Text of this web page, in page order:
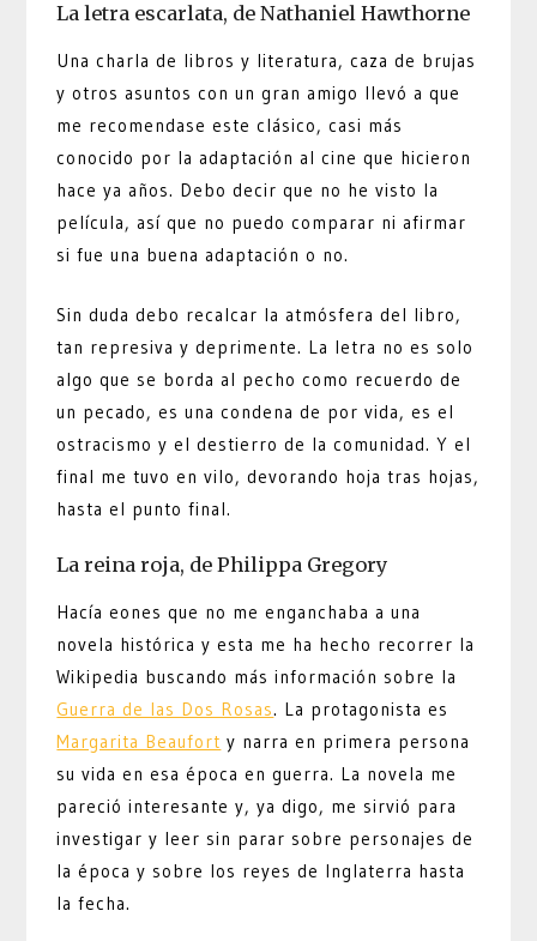
La letra escarlata, de Nathaniel Hawthorne
Una charla de libros y literatura, caza de brujas
y otros asuntos con un gran amigo llevó a que
me recomendase este clásico, casi más
conocido por la adaptación al cine que hicieron
hace ya años. Debo decir que no he visto la
película, así que no puedo comparar ni afirmar
si fue una buena adaptación o no.
Sin duda debo recalcar la atmósfera del libro,
tan represiva y deprimente. La letra no es solo
algo que se borda al pecho como recuerdo de
un pecado, es una condena de por vida, es el
ostracismo y el destierro de la comunidad. Y el
final me tuvo en vilo, devorando hoja tras hojas,
hasta el punto final.
La reina roja, de Philippa Gregory
Hacía eones que no me enganchaba a una
novela histórica y esta me ha hecho recorrer la
Wikipedia buscando más información sobre la
Guerra de las Dos Rosas. La protagonista es
Margarita Beaufort y narra en primera persona
su vida en esa época en guerra. La novela me
pareció interesante y, ya digo, me sirvió para
investigar y leer sin parar sobre personajes de
la época y sobre los reyes de Inglaterra hasta
la fecha.